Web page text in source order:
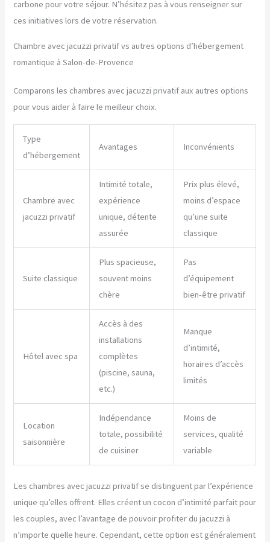
carbone pour votre séjour. N’hésitez pas à vous renseigner sur
ces initiatives lors de votre réservation.
Chambre avec jacuzzi privatif vs autres options d’hébergement
romantique à Salon-de-Provence
Comparons les chambres avec jacuzzi privatif aux autres options
pour vous aider à faire le meilleur choix.
Type
d’hébergement
Avantages Inconvénients
Chambre avec
jacuzzi privatif
Intimité totale,
expérience
unique, détente
assurée
Prix plus élevé,
moins d’espace
qu’une suite
classique
Suite classique
Plus spacieuse,
souvent moins
chère
Pas
d’équipement
bien-être privatif
Hôtel avec spa
Accès à des
installations
complètes
(piscine, sauna,
etc.)
Manque
d’intimité,
horaires d’accès
limités
Location
saisonnière
Indépendance
totale, possibilité
de cuisiner
Moins de
services, qualité
variable
Les chambres avec jacuzzi privatif se distinguent par l’expérience
unique qu’elles offrent. Elles créent un cocon d’intimité parfait pour
les couples, avec l’avantage de pouvoir profiter du jacuzzi à
n’importe quelle heure. Cependant, cette option est généralement